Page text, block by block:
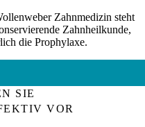
Zahnmedizin steht
Zahnheilkunde,
die Prophylaxe.
SIE
VOR